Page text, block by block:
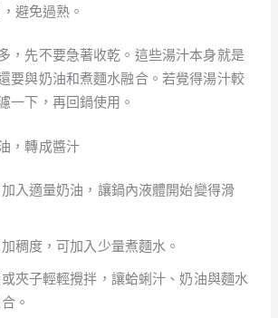
避免過熟。
，先不要急著收乾。這些湯汁本身就是
要與奶油和煮麵水融合。若覺得湯汁較
一下，再回鍋使用。
，轉成醬汁
入適量奶油，讓鍋內液體開始變得滑
稠度，可加入少量煮麵水。
夾子輕輕攪拌，讓蛤蜊汁、奶油與麵水
。